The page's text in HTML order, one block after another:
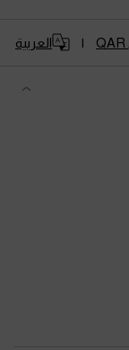
QAR العربية